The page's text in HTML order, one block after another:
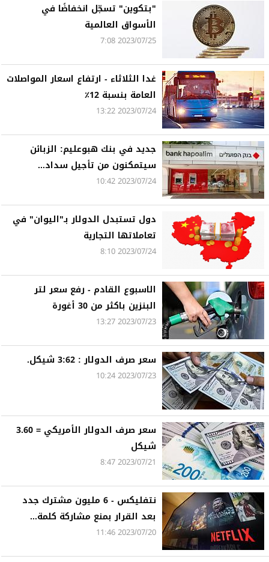
"بتكوين" تسجّل انخفاضًا في
الأسواق العالمية
2023/07/25 7:08
غدا الثلاثاء - ارتفاع اسعار المواصلات
العامة بنسبة 12٪
2023/07/24 13:22
‏جديد في بنك هبوعليم: الزبائن
سيتمكنون من تأجيل سداد...
2023/07/24 10:42
دول تستبدل الدولار بـ"اليوان" في
تعاملاتها التجارية
2023/07/24 8:10
الاسبوع القادم - رفع سعر لتر
البنزين باكثر من 30 أغورة
2023/07/23 13:27
سعر صرف الدولار : 3:62 شيكل.
2023/07/23 10:24
سعر صرف الدولار الأمريكي = 3.60
شيكل
2023/07/21 8:47
نتفليكس - 6 مليون مشترك جدد
بعد القرار بمنع مشاركة كلمة...
2023/07/20 11:46